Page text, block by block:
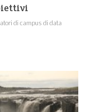
di campus di data